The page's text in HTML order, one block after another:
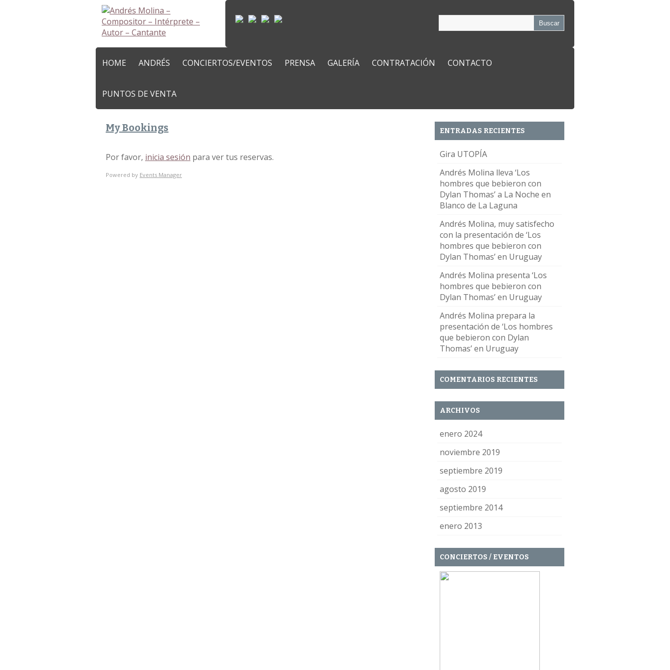
HOME ANDRÉS CONCIERTOS/EVENTOS PRENSA GALERÍA CONTRATACIÓN CONTACTO
PUNTOS DE VENTA
My Bookings
Por favor, inicia sesión para ver tus reservas.
Powered by Events Manager
ENTRADAS RECIENTES
Gira UTOPÍA
Andrés Molina lleva ‘Los
hombres que bebieron con
Dylan Thomas’ a La Noche en
Blanco de La Laguna
Andrés Molina, muy satisfecho
con la presentación de ‘Los
hombres que bebieron con
Dylan Thomas’ en Uruguay
Andrés Molina presenta ‘Los
hombres que bebieron con
Dylan Thomas’ en Uruguay
Andrés Molina prepara la
presentación de ‘Los hombres
que bebieron con Dylan
Thomas’ en Uruguay
COMENTARIOS RECIENTES
ARCHIVOS
enero 2024
noviembre 2019
septiembre 2019
agosto 2019
septiembre 2014
enero 2013
CONCIERTOS / EVENTOS